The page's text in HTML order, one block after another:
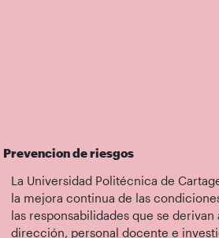
Prevencion de riesgos
La Universidad Politécnica de
la mejora continua de las
las responsabilidades que se
dirección, personal docente e